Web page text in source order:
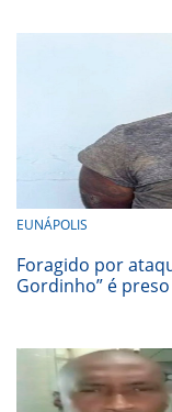
EUNÁPOLIS
Foragido por
Gordinho” é